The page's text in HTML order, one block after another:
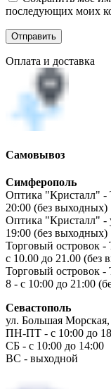
последующих моих
Оплата и доставка
Самовывоз
Симферополь
Оптика "Кристалл"
20:00 (без выходных)
Оптика "Кристалл" -
19:00 (без выходных)
Торговый островок
с 10.00 до 21.00 (без
Торговый островок
8 - с 10:00 до 21:00
Севастополь
ул. Большая
ПН-ПТ - с 10:00 до
СБ - с 10:00 до 14:00
ВС - выходной